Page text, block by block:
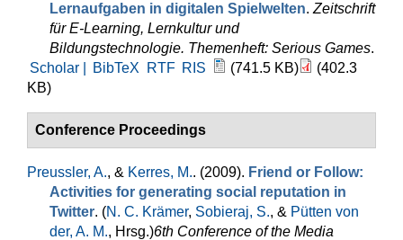
Lernaufgaben in digitalen Spielwelten. Zeitschrift
für E-Learning, Lernkultur und
Bildungstechnologie. Themenheft: Serious Games.
Scholar |
BibTeX RTF RIS (741.5 KB)
(402.3
KB)
Conference Proceedings
Preussler, A., & Kerres, M.. (2009). Friend or Follow:
Activities for generating social reputation in
Twitter. (N. C. Krämer, Sobieraj, S., & Pütten von
der, A. M., Hrsg.)6th Conference of the Media